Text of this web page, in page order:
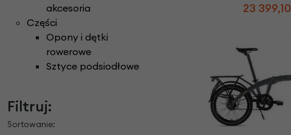
akcesoria
Części
Opony i dętki
rowerowe
Sztyce podsiodłowe
Filtruj:
Sortowanie:
23